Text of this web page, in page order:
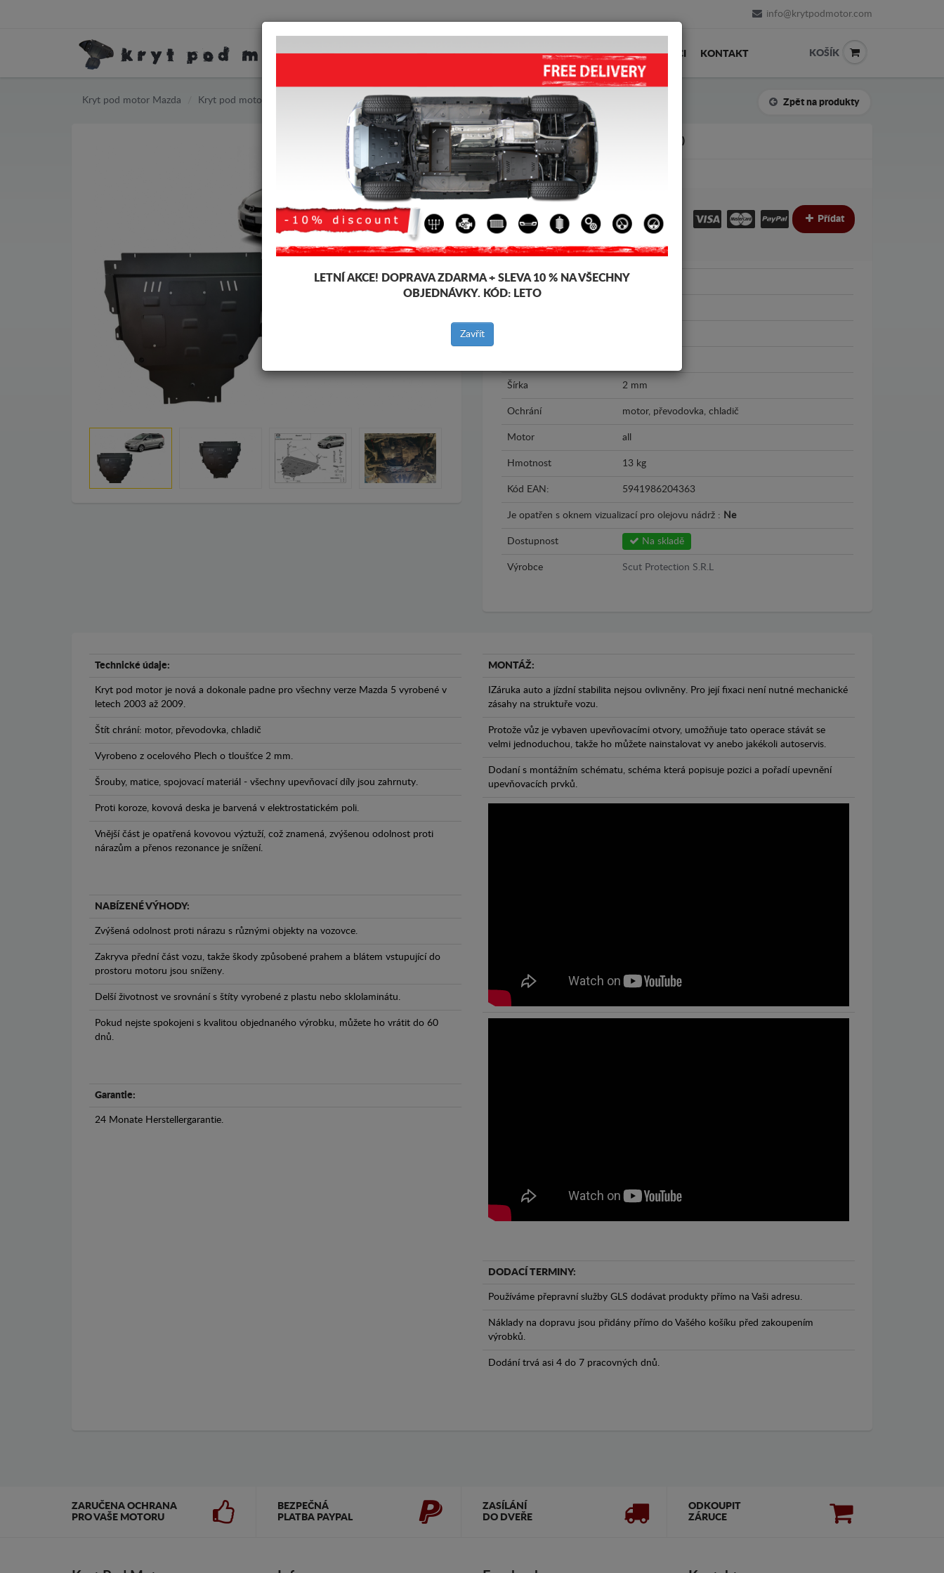
info@krytpodmotor.com
KRYT POD MOTOR HOME DOPRAVA FEEDBACK PRODEJCI KONTAKT KOŠÍK
Kryt pod motor Mazda Kryt pod motor Mazda 5 Zpět na produkty
KRYT POD MOTOR MAZDA 5 (2003-2009)
Kód výrobku: 13.118
196€ Přídat
Značka Mazda
Šírka 2 mm
Ochrání motor, převodovka, chladič
Motor all
Hmotnost 13 kg
Kód EAN: 5941986204363
Je opatřen s oknem vizualizací pro olejovu nádrž : Ne
Dostupnost Na skladě
Výrobce Scut Protection S.R.L
Technické údaje:
Kryt pod motor je nová a dokonale padne pro všechny verze Mazda 5 vyrobené v
letech 2003 až 2009.
Štít chrání: motor, převodovka, chladič
Vyrobeno z ocelového Plech o tloušťce 2 mm.
Šrouby, matice, spojovací materiál - všechny upevňovací díly jsou zahrnuty.
Proti koroze, kovová deska je barvená v elektrostatickém poli.
Vnější část je opatřená kovovou výztuží, což znamená, zvýšenou odolnost proti
nárazům a přenos rezonance je snížení.
NABÍZENÉ VÝHODY:
Zvýšená odolnost proti nárazu s různými objekty na vozovce.
Zakryva přední část vozu, takže škody způsobené prahem a blátem vstupující do
prostoru motoru jsou sníženy.
Delší životnost ve srovnání s štíty vyrobené z plastu nebo sklolaminátu.
Pokud nejste spokojeni s kvalitou objednaného výrobku, můžete ho vrátit do 60
dnů.
Garantie:
24 Monate Herstellergarantie.
MONTÁŽ:
IZáruka auto a jízdní stabilita nejsou ovlivněny. Pro její fixaci není nutné mechanické
zásahy na struktuře vozu.
Protože vůz je vybaven upevňovacími otvory, umožňuje tato operace stávát se
velmi jednoduchou, takže ho můžete nainstalovat vy anebo jakékoli autoservis.
Dodaní s montážním schématu, schéma která popisuje pozici a pořadí upevnění
upevňovacích prvků.
DODACÍ TERMINY:
Používáme přepravní služby GLS dodávat produkty přímo na Vaši adresu.
Náklady na dopravu jsou přidány přímo do Vašého košíku před zakoupením
výrobků.
Dodání trvá asi 4 do 7 pracovných dnů.
ZARUČENA OCHRANA
PRO VAŠE MOTORU
BEZPEČNÁ
PLATBA PAYPAL
ZASÍLÁNÍ
DO DVEŘE
ODKOUPIT
ZÁRUCE
LETNÍ AKCE! DOPRAVA ZDARMA + SLEVA 10 % NA VŠECHNY
OBJEDNÁVKY. KÓD: LETO
Zavřít